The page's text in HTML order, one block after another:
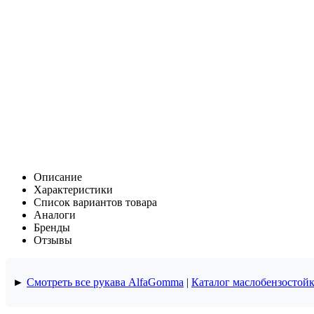
Описание
Характеристики
Список вариантов товара
Аналоги
Бренды
Отзывы
► Смотреть все рукава AlfaGomma | Каталог